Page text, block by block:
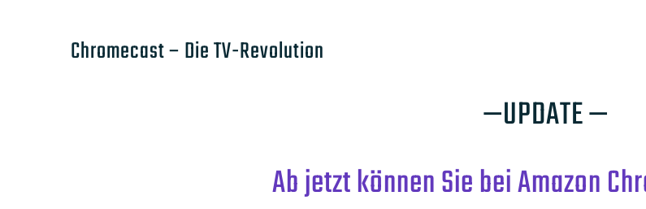
Chromecast – Die TV-Revolution
—UPDATE —
Ab jetzt können Sie bei Amazon